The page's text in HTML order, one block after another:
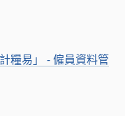
糧易」 - 僱員資料管